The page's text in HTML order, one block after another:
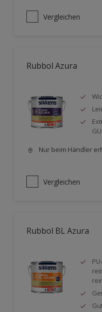
Vergleichen
Rubbol Azura
Nur beim Händler
Vergleichen
Rubbol BL Azura